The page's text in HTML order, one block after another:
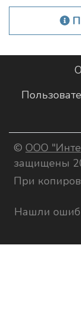
© ООО
защищены
При
Нашли